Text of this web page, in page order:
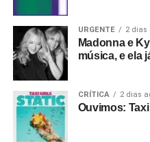
URGENTE 2 dias
Madonna e
música, e ela
CRÍTICA 2 dias
Ouvimos: